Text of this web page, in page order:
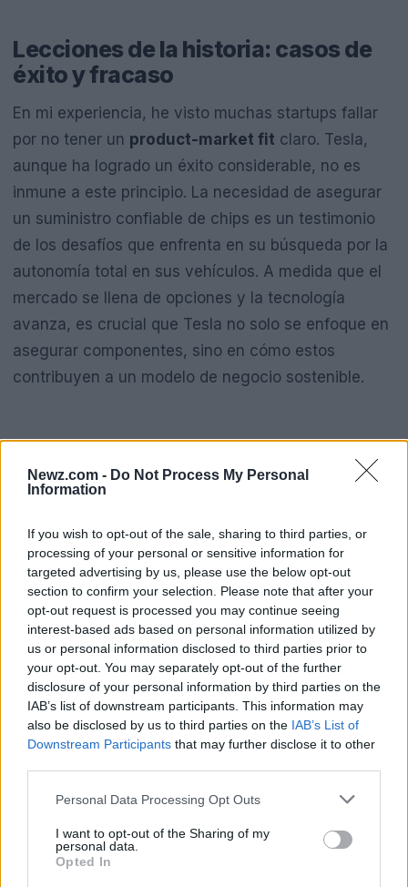
Newz.com - Do Not Process My Personal
Information
If you wish to opt-out of the sale, sharing to third parties, or
processing of your personal or sensitive information for
targeted advertising by us, please use the below opt-out
section to confirm your selection. Please note that after your
opt-out request is processed you may continue seeing
interest-based ads based on personal information utilized by
us or personal information disclosed to third parties prior to
your opt-out. You may separately opt-out of the further
disclosure of your personal information by third parties on the
IAB’s list of downstream participants. This information may
also be disclosed by us to third parties on the IAB’s List of
Downstream Participants that may further disclose it to other
Please note that this website/app uses one or more Google
not limited to your visit or usage behaviour. You may click to
grant or deny consent to Google and its third-party tags to
use your data for below specified purposes in below Google
Personal Data Processing Opt Outs
I want to opt-out of the Sharing of my
personal data.
Opted In
Lecciones de la historia: casos de
éxito y fracaso
En mi experiencia, he visto muchas startups fallar
por no tener un product-market fit claro. Tesla,
aunque ha logrado un éxito considerable, no es
inmune a este principio. La necesidad de asegurar
un suministro confiable de chips es un testimonio
de los desafíos que enfrenta en su búsqueda por la
autonomía total en sus vehículos. A medida que el
mercado se llena de opciones y la tecnología
avanza, es crucial que Tesla no solo se enfoque en
asegurar componentes, sino en cómo estos
contribuyen a un modelo de negocio sostenible.
Un caso que se puede considerar es el de
empresas como Rivian, que han logrado captar la
en la complacencia. La dependencia excesiva de
un solo socio podría ser su mayor debilidad si no se